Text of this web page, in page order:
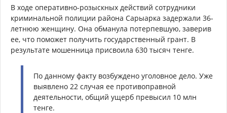
В ходе оперативно-розыскных действий сотрудники
криминальной полиции района Сарыарка задержали 36-
летнюю женщину. Она обманула потерпевшую, заверив
ее, что поможет получить государственный грант. В
результате мошенница присвоила 630 тысяч тенге.
По данному факту возбуждено уголовное дело. Уже
выявлено 22 случая ее противоправной
деятельности, общий ущерб превысил 10 млн
тенге.